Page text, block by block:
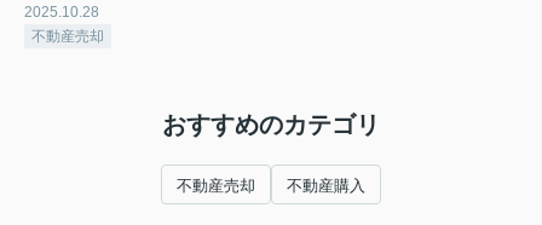
2025.10.28
不動産売却
おすすめのカテゴリ
不動産売却 不動産購入